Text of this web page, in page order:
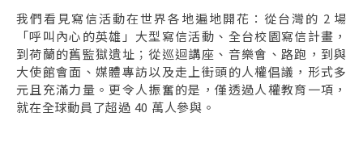
我們看見寫信活動在世界各地遍地開花：從台灣的 2 場
「呼叫內心的英雄」大型寫信活動、全台校園寫信計畫，
到荷蘭的舊監獄遺址；從巡迴講座、音樂會、路跑，到與
大使館會面、媒體專訪以及走上街頭的人權倡議，形式多
元且充滿力量。更令人振奮的是，僅透過人權教育一項，
就在全球動員了超過 40 萬人參與。